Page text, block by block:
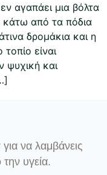
αγαπάει μια βόλτα
κάτω από τα πόδια
δρομάκια και η
είναι
ψυχική και
να λαμβάνεις
υγεία.